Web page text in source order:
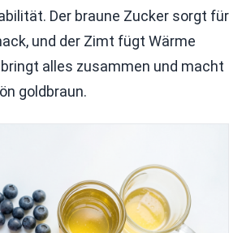
Der braune Zucker sorgt für
und der Zimt fügt Wärme
alles zusammen und macht
goldbraun.